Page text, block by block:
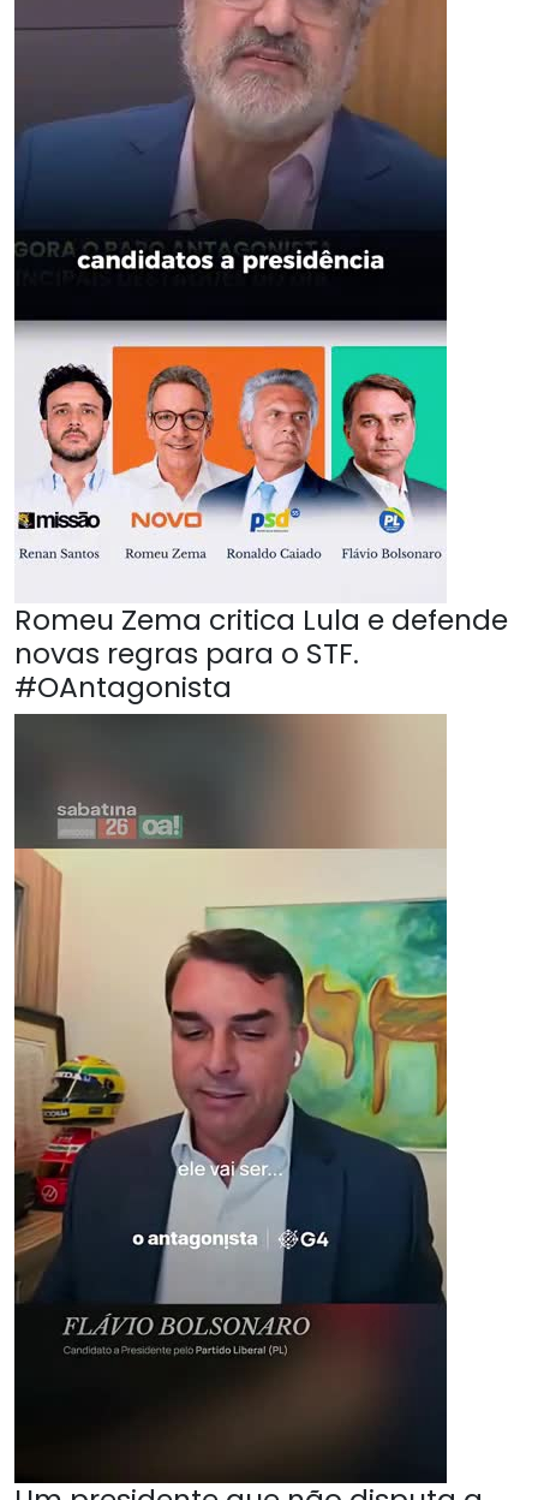
Romeu Zema critica Lula e defende
novas regras para o STF.
#OAntagonista